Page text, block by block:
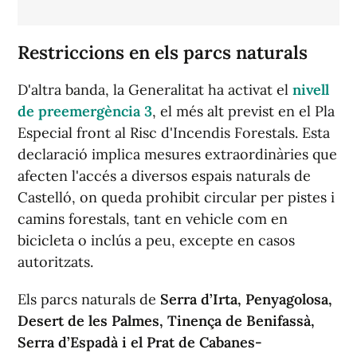
Restriccions en els parcs naturals
D'altra banda, la Generalitat ha activat el nivell
de preemergència 3, el més alt previst en el Pla
Especial front al Risc d'Incendis Forestals. Esta
declaració implica mesures extraordinàries que
afecten l'accés a diversos espais naturals de
Castelló, on queda prohibit circular per pistes i
camins forestals, tant en vehicle com en
bicicleta o inclús a peu, excepte en casos
autoritzats.
Els parcs naturals de Serra d’Irta, Penyagolosa,
Desert de les Palmes, Tinença de Benifassà,
Serra d’Espadà i el Prat de Cabanes-